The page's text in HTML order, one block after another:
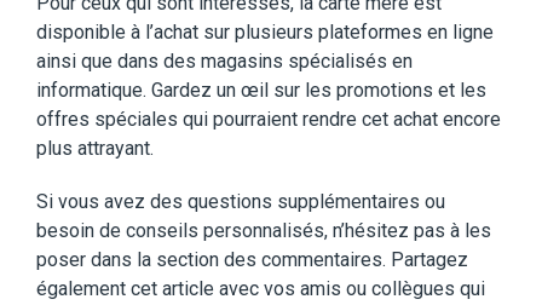
disponible à l’achat sur plusieurs plateformes en ligne
ainsi que dans des magasins spécialisés en
informatique. Gardez un œil sur les promotions et les
offres spéciales qui pourraient rendre cet achat encore
plus attrayant.
Si vous avez des questions supplémentaires ou
besoin de conseils personnalisés, n’hésitez pas à les
poser dans la section des commentaires. Partagez
également cet article avec vos amis ou collègues qui